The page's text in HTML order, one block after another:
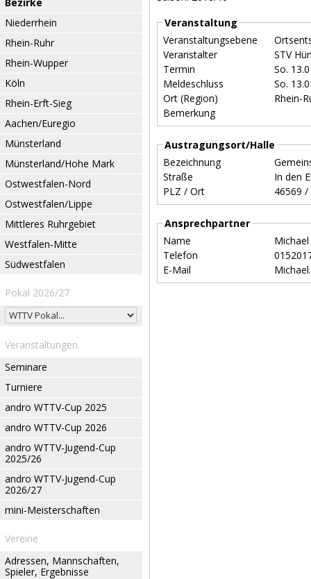
Niederrhein
Rhein-Ruhr
Rhein-Wupper
Köln
Rhein-Erft-Sieg
Aachen/Euregio
Münsterland
Münsterland/Hohe Mark
Ostwestfalen-Nord
Ostwestfalen/Lippe
Mittleres Ruhrgebiet
Westfalen-Mitte
Südwestfalen
Pokal 2026/27
Veranstaltungen
Seminare
Turniere
andro WTTV-Cup 2025
andro WTTV-Cup 2026
andro WTTV-Jugend-Cup
2025/26
andro WTTV-Jugend-Cup
2026/27
mini-Meisterschaften
Vereine
Adressen, Mannschaften,
Spieler, Ergebnisse
Veranstaltung
Veranstaltungsebene
Veranstalter
STV
Termin
So.
Meldeschluss
So.
Ort (Region)
Rhein-
Bemerkung
Austragungsort/Halle
Bezeichnung
Straße
In den
PLZ / Ort
Ansprechpartner
Name
Telefon
E-Mail